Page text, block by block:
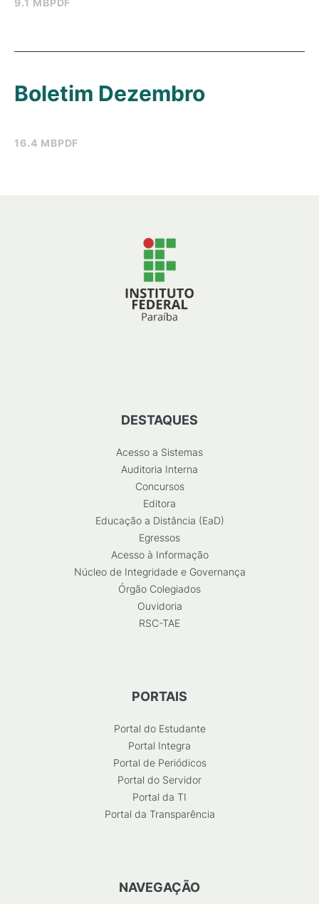
9.1 MBPDF
16.4 MBPDF
Boletim Dezembro
DESTAQUES
Acesso a Sistemas
Auditoria Interna
Concursos
Editora
Educação a Distância (EaD)
Egressos
Acesso à Informação
Núcleo de Integridade e Governança
Órgão Colegiados
Ouvidoria
RSC-TAE
PORTAIS
Portal do Estudante
Portal Integra
Portal de Periódicos
Portal do Servidor
Portal da TI
Portal da Transparência
NAVEGAÇÃO